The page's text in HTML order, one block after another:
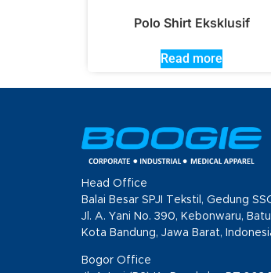
Polo Shirt Eksklusif
Read more
Head Office
Balai Besar SPJI Tekstil, Gedung
Jl. A. Yani No. 390, Kebonwaru,
Kota Bandung, Jawa Barat,
Bogor Office